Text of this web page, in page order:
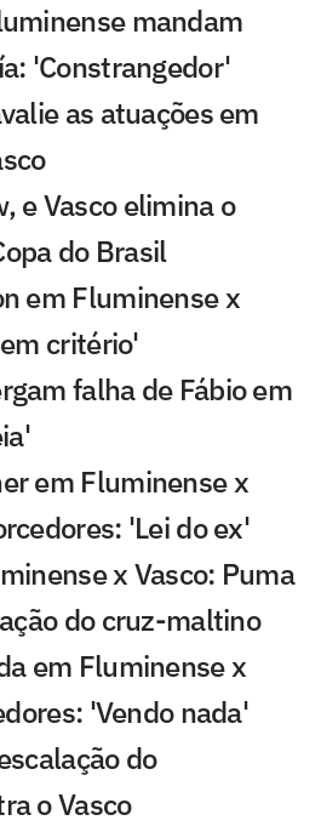
mandam
'Constrangedor'
as atuações em
e Vasco elimina o
do Brasil
em Fluminense x
critério'
falha de Fábio em
em Fluminense x
'Lei do ex'
x Vasco: Puma
do cruz-maltino
em Fluminense x
'Vendo nada'
do
o Vasco